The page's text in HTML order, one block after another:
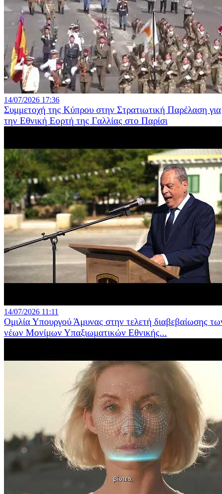
14/07/2026 17:36
Συμμετοχή της Κύπρου στην Στρατιωτική Παρέλαση για
την Εθνική Εορτή της Γαλλίας στο Παρίσι
14/07/2026 11:11
Ομιλία Υπουργού Άμυνας στην τελετή διαβεβαίωσης
νέων Μονίμων Υπαξιωματικών Εθνικής...